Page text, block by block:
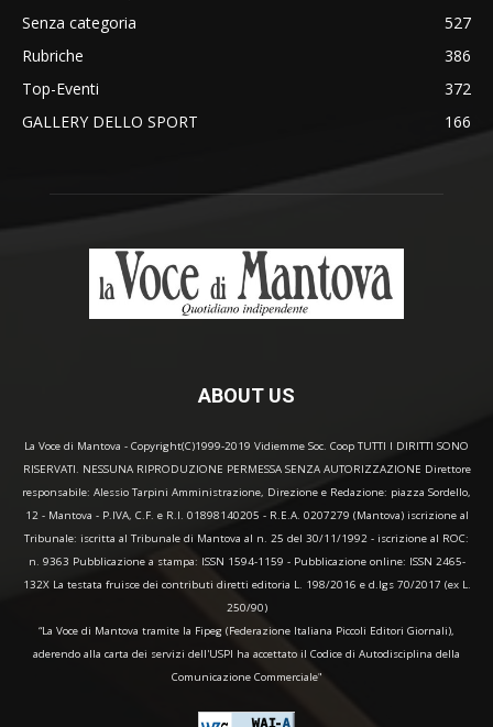
Senza categoria
527
Rubriche
386
Top-Eventi
372
GALLERY DELLO SPORT
166
ABOUT US
La Voce di Mantova - Copyright(C)1999-2019 Vidiemme Soc. Coop TUTTI I DIRITTI SONO
RISERVATI. NESSUNA RIPRODUZIONE PERMESSA SENZA AUTORIZZAZIONE Direttore
responsabile: Alessio Tarpini Amministrazione, Direzione e Redazione: piazza Sordello,
12 - Mantova - P.IVA, C.F. e R.I. 01898140205 - R.E.A. 0207279 (Mantova) iscrizione al
Tribunale: iscritta al Tribunale di Mantova al n. 25 del 30/11/1992 - iscrizione al ROC:
n. 9363 Pubblicazione a stampa: ISSN 1594-1159 - Pubblicazione online: ISSN 2465-
132X La testata fruisce dei contributi diretti editoria L. 198/2016 e d.lgs 70/2017 (ex L.
250/90)
“La Voce di Mantova tramite la Fipeg (Federazione Italiana Piccoli Editori Giornali),
aderendo alla carta dei servizi dell'USPI ha accettato il Codice di Autodisciplina della
Comunicazione Commerciale"